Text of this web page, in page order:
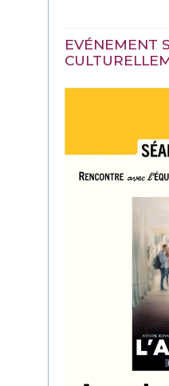
EVÉNEMENT